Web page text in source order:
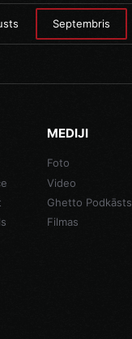
Septembris
MEDIJI
Foto
Video
Ghetto Podkāsts
Filmas